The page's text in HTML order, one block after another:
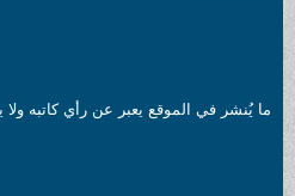
ما يُنشر في الموقع يعبر عن رأي كاتبه ولا